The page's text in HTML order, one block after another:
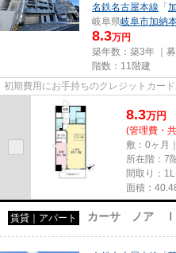
名鉄名古屋本線 「
岐阜県岐阜市加納
8.3万円
築年数：築3年 ｜募
階数：11階建
初期費用にお手持ちのクレジットカー
8.3万円
(管理費・
敷：0ヶ月
所在階：7
間取り：
面積：
賃貸｜アパート カーサ ノア Ⅰ